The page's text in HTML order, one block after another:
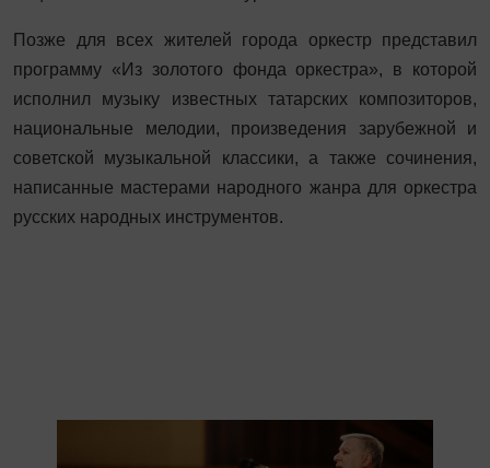
Позже для всех жителей города оркестр представил
программу «Из золотого фонда оркестра», в которой
исполнил музыку известных татарских композиторов,
национальные мелодии, произведения зарубежной и
советской музыкальной классики, а также сочинения,
написанные мастерами народного жанра для оркестра
русских народных инструментов.